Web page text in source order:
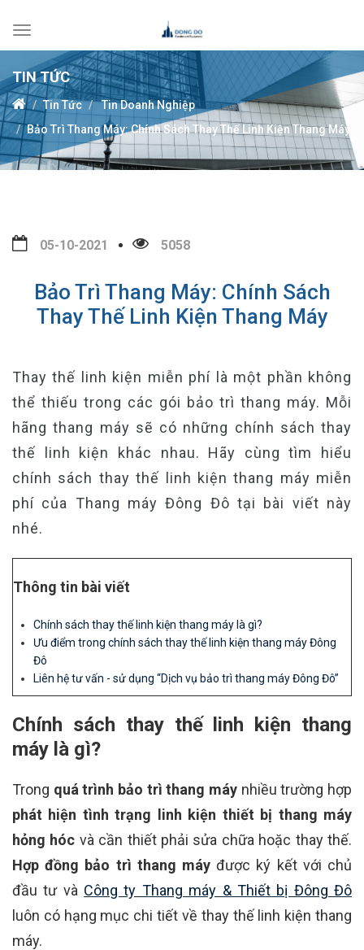
Toggle
navigation
TIN TỨC
Tin Tức
Tin Doanh Nghiệp
Bảo Trì Thang Máy: Chính Sách Thay Thế Linh Kiện Thang Máy
05-10-2021 5058
Bảo Trì Thang Máy: Chính Sách
Thay Thế Linh Kiện Thang Máy
Thay thế linh kiện miễn phí là một phần không
thể thiếu trong các gói bảo trì thang máy. Mỗi
hãng thang máy sẽ có những chính sách thay
thế linh kiện khác nhau. Hãy cùng tìm hiểu
chính sách thay thế linh kiện thang máy miễn
phí của Thang máy Đông Đô tại bài viết này
nhé.
Thông tin bài viết
Chính sách thay thế linh kiện thang máy là gì?
Ưu điểm trong chính sách thay thế linh kiện thang máy Đông
Đô
Liên hệ tư vấn - sử dụng “Dịch vụ bảo trì thang máy Đông Đô”
Chính sách thay thế linh kiện thang
máy là gì?
Trong quá trình bảo trì thang máy nhiều trường hợp
phát hiện tình trạng linh kiện thiết bị thang máy
hỏng hóc và cần thiết phải sửa chữa hoặc thay thế.
Hợp đồng bảo trì thang máy được ký kết với chủ
đầu tư và Công ty Thang máy & Thiết bị Đông Đô
luôn có hạng mục chi tiết về thay thế linh kiện thang
máy.